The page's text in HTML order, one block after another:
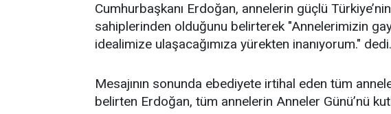
Cumhurbaşkanı Erdoğan, annelerin güçlü
sahiplerinden olduğunu belirterek "Annelerimizin
idealimize ulaşacağımıza yürekten inanıyorum." dedi.
Mesajının sonunda ebediyete irtihal eden tüm
belirten Erdoğan, tüm annelerin Anneler Günü’nü